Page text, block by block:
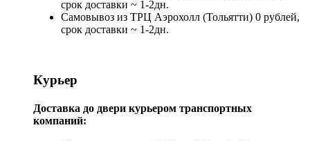
срок доставки ~ 1-2дн.
Самовывоз из ТРЦ Аэрохолл (Тольятти) 0 рублей,
срок доставки ~ 1-2дн.
Курьер
Доставка до двери курьером транспортных
компаний: